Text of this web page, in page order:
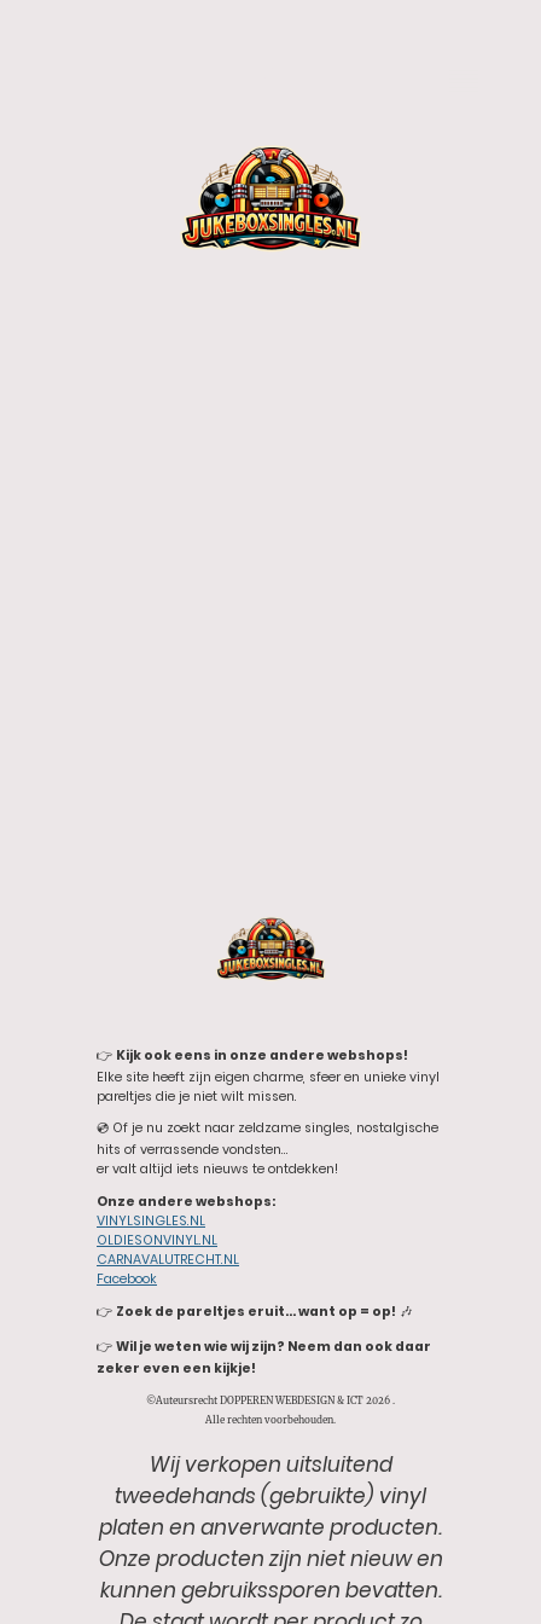
👉 Kijk ook eens in onze andere webshops!
Elke site heeft zijn eigen charme, sfeer en unieke vinyl
pareltjes die je niet wilt missen.
💿 Of je nu zoekt naar zeldzame singles, nostalgische
hits of verrassende vondsten…
er valt altijd iets nieuws te ontdekken!
Onze andere webshops:
VINYLSINGLES.NL
OLDIESONVINYL.NL
CARNAVALUTRECHT.NL
Facebook
👉 Zoek de pareltjes eruit… want op = op! 🎶
👉 Wil je weten wie wij zijn? Neem dan ook daar
zeker even een kijkje!
©Auteursrecht DOPPEREN WEBDESIGN & ICT 2026 .
Alle rechten voorbehouden.
Wij verkopen uitsluitend
tweedehands (gebruikte) vinyl
platen en anverwante producten.
Onze producten zijn niet nieuw en
kunnen gebruikssporen bevatten.